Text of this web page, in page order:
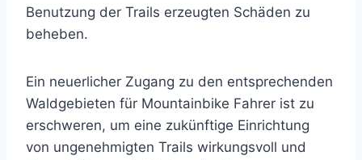
Benutzung der Trails erzeugten Schäden zu
beheben.
Ein neuerlicher Zugang zu den entsprechenden
Waldgebieten für Mountainbike Fahrer ist zu
erschweren, um eine zukünftige Einrichtung
von ungenehmigten Trails wirkungsvoll und